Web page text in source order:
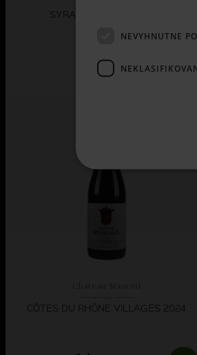
SYRAH/GRENACHE 2024
66 €
CÔTES DU RHÔNE VILLAGES 2024
NEVYHNUTNE